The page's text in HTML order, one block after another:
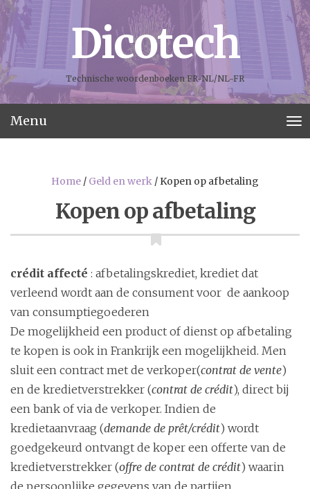
Dicotech
Technische woordenboeken FR-NL/NL-FR
T
o
Menu
Home / Geld en werk /Kopen op afbetaling
Kopen op afbetaling
crédit affecté : afbetalingskrediet, krediet dat
verleend wordt aan de consument voor de aankoop
van consumptiegoederen
De mogelijkheid een product of dienst op afbetaling
te kopen is ook in Frankrijk een mogelijkheid. Men
sluit een contract met de verkoper(contrat de vente)
en de kredietverstrekker (contrat de crédit), direct bij
een bank of via de verkoper. Indien de
kredietaanvraag (demande de prêt/crédit) wordt
goedgekeurd ontvangt de koper een offerte van de
kredietverstrekker (offre de contrat de crédit) waarin
de persoonlijke gegevens van de partijen,